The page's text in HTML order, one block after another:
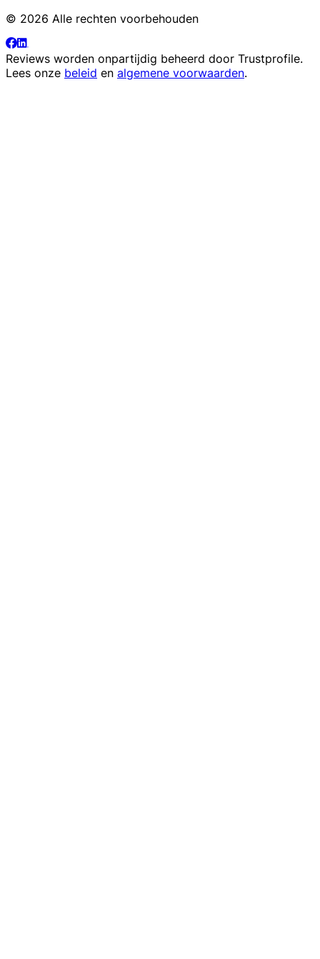
© 2026 Alle rechten voorbehouden
Reviews worden onpartijdig beheerd door Trustprofile.
Lees onze beleid en algemene voorwaarden.